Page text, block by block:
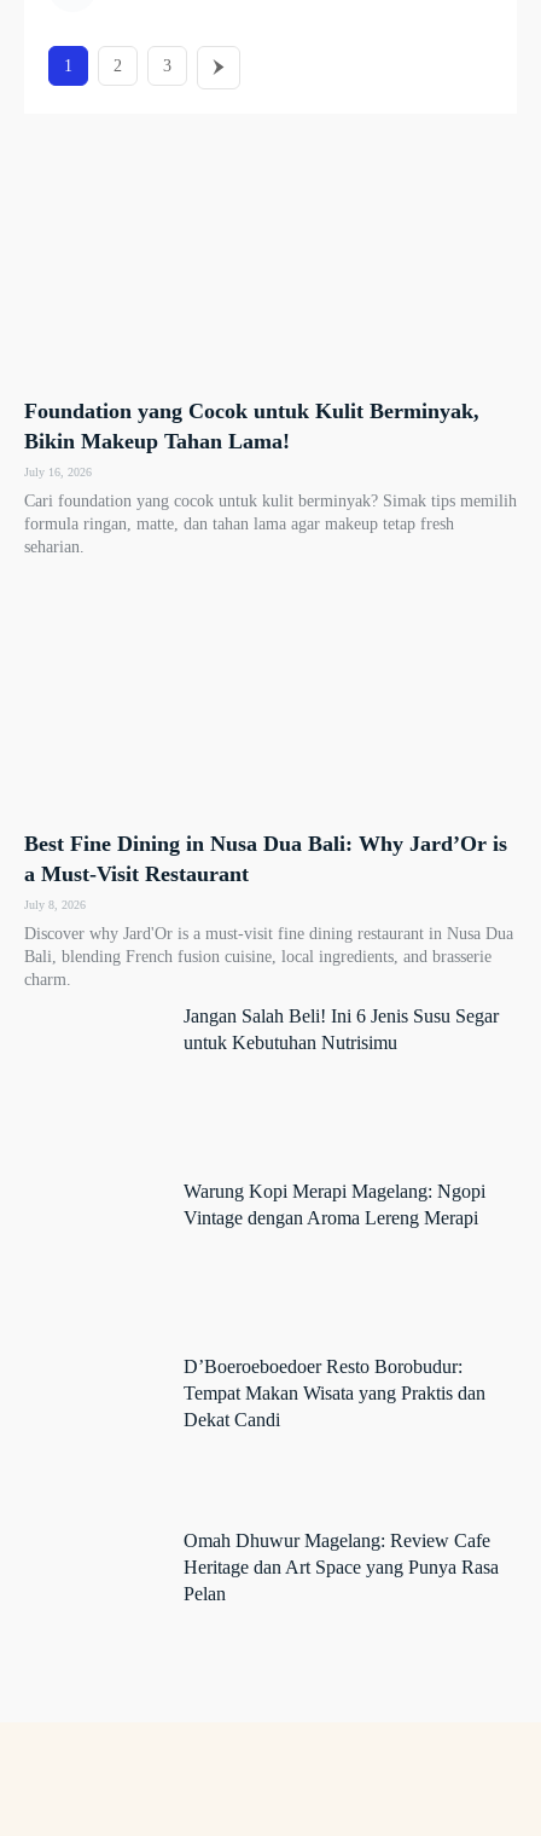
1 2 3
Foundation yang Cocok untuk Kulit Berminyak,
Bikin Makeup Tahan Lama!
July 16, 2026
Cari foundation yang cocok untuk kulit berminyak? Simak tips memilih
formula ringan, matte, dan tahan lama agar makeup tetap fresh
seharian.
Best Fine Dining in Nusa Dua Bali: Why Jard’Or is
a Must-Visit Restaurant
July 8, 2026
Discover why Jard'Or is a must-visit fine dining restaurant in Nusa Dua
Bali, blending French fusion cuisine, local ingredients, and brasserie
charm.
Jangan Salah Beli! Ini 6 Jenis Susu Segar
untuk Kebutuhan Nutrisimu
Warung Kopi Merapi Magelang: Ngopi
Vintage dengan Aroma Lereng Merapi
D’Boeroeboedoer Resto Borobudur:
Tempat Makan Wisata yang Praktis dan
Dekat Candi
Omah Dhuwur Magelang: Review Cafe
Heritage dan Art Space yang Punya Rasa
Pelan